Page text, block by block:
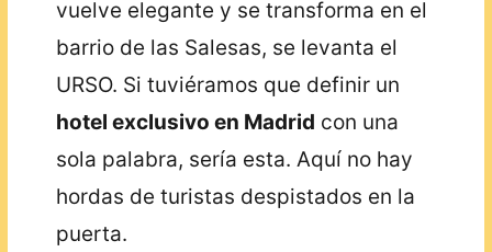
vuelve elegante y se transforma en el
barrio de las Salesas, se levanta el
URSO. Si tuviéramos que definir un
hotel exclusivo en Madrid con una
sola palabra, sería esta. Aquí no hay
hordas de turistas despistados en la
puerta.